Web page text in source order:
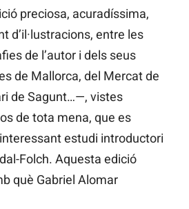
preciosa, acuradíssima,
d’il·lustracions, entre les
de l’autor i dels seus
de Mallorca, del Mercat de
de Sagunt…—, vistes
de tota mena, que es
estudi introductori
Folch. Aquesta edició
què Gabriel Alomar